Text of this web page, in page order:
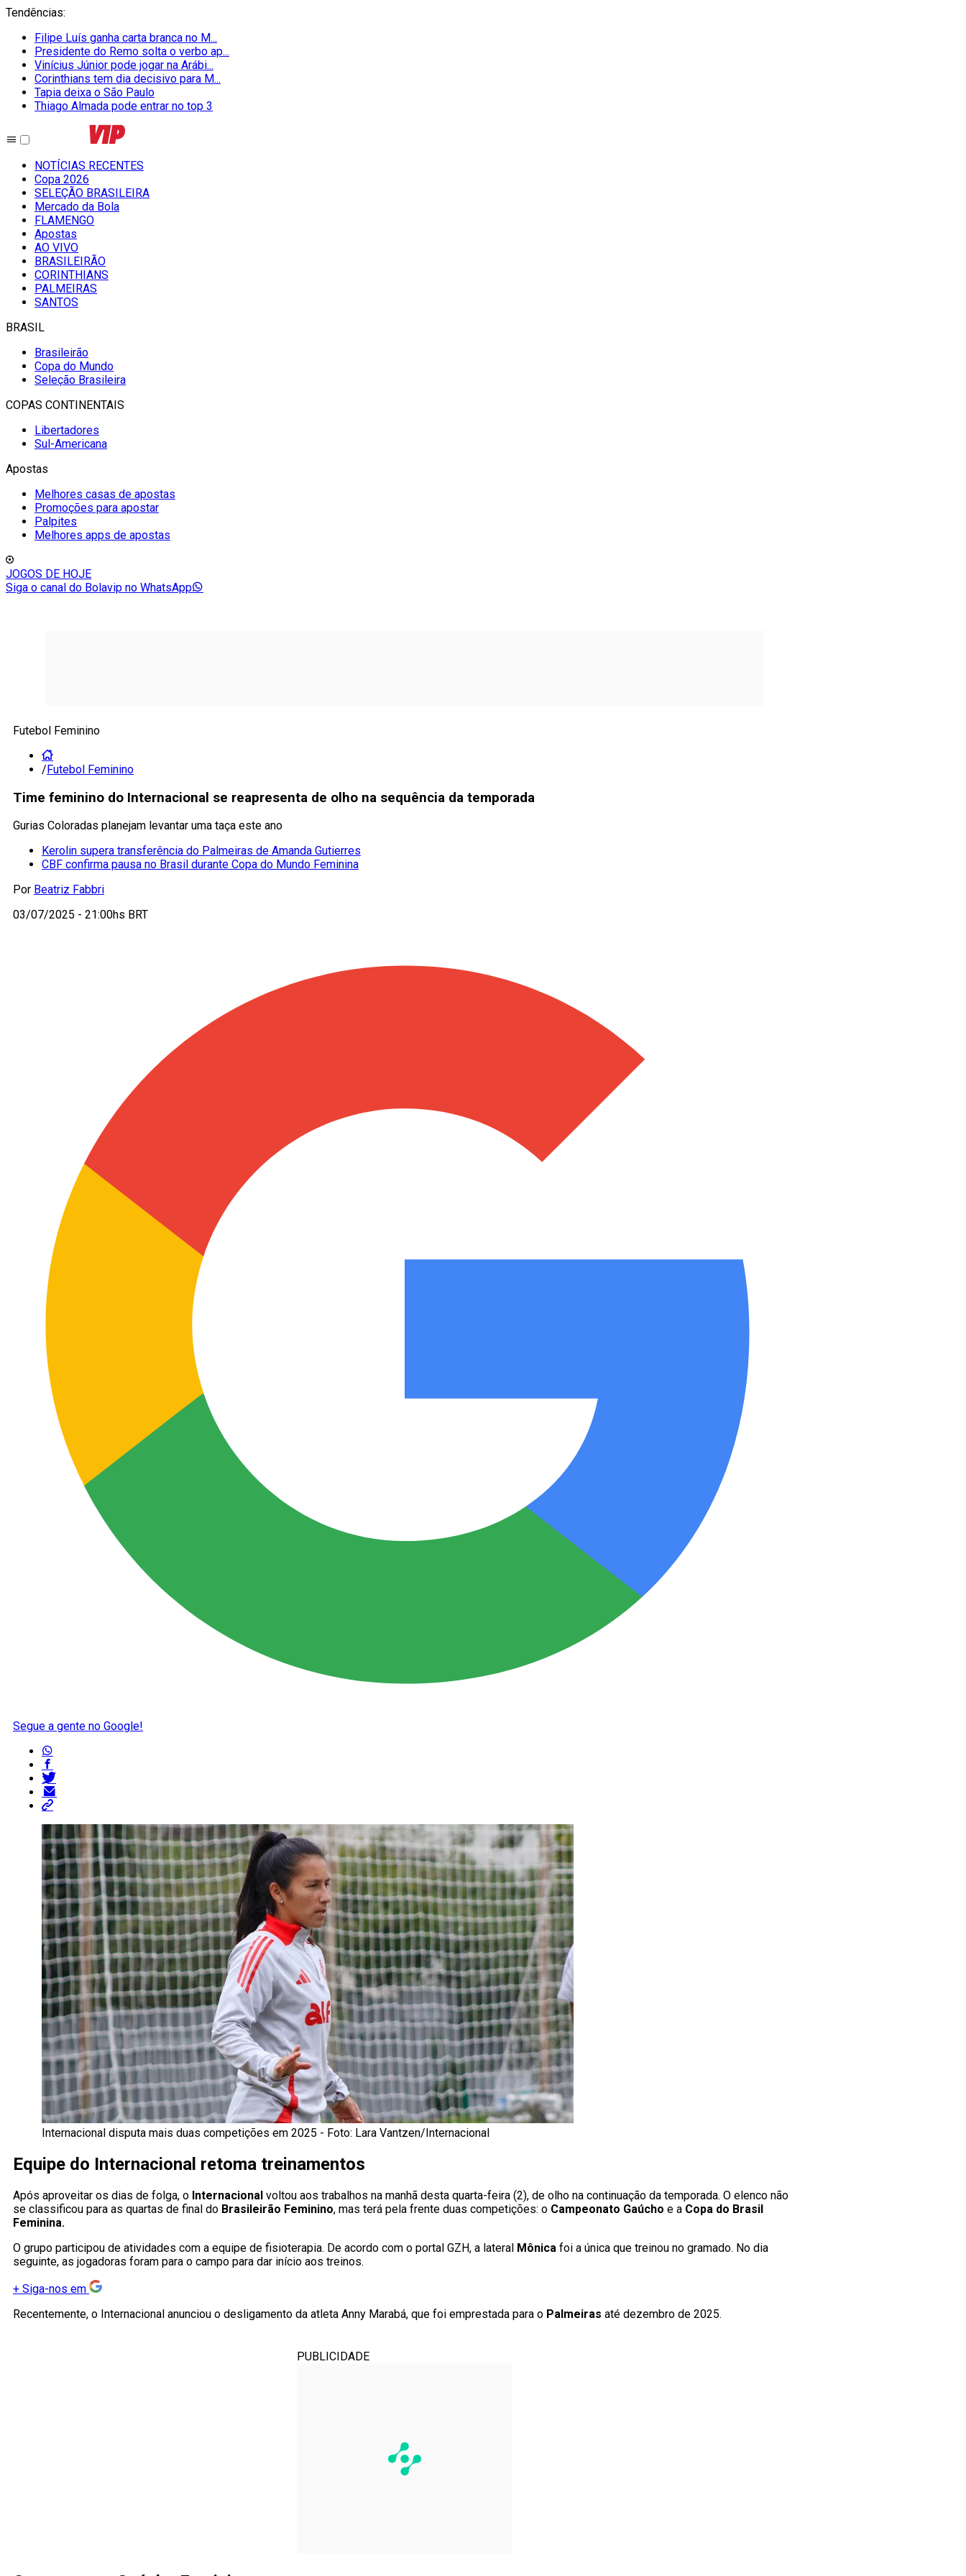
Tendências:
Filipe Luís ganha carta branca no M...
Presidente do Remo solta o verbo ap...
Vinícius Júnior pode jogar na Arábi...
Corinthians tem dia decisivo para M...
Tapia deixa o São Paulo
Thiago Almada pode entrar no top 3
NOTÍCIAS RECENTES
Copa 2026
SELEÇÃO BRASILEIRA
Mercado da Bola
FLAMENGO
Apostas
AO VIVO
BRASILEIRÃO
CORINTHIANS
PALMEIRAS
SANTOS
BRASIL
Brasileirão
Copa do Mundo
Seleção Brasileira
COPAS CONTINENTAIS
Libertadores
Sul-Americana
Apostas
Melhores casas de apostas
Promoções para apostar
Palpites
Melhores apps de apostas
JOGOS DE HOJE
Siga o canal do Bolavip no WhatsApp
Futebol Feminino
/Futebol Feminino
Time feminino do Internacional se reapresenta de olho na sequência da temporada
Gurias Coloradas planejam levantar uma taça este ano
Kerolin supera transferência do Palmeiras de Amanda Gutierres
CBF confirma pausa no Brasil durante Copa do Mundo Feminina
Por Beatriz Fabbri
03/07/2025 - 21:00hs BRT
Segue a gente no Google!
Internacional disputa mais duas competições em 2025 - Foto: Lara Vantzen/Internacional
Equipe do Internacional retoma treinamentos
Após aproveitar os dias de folga, o Internacional voltou aos trabalhos na manhã desta quarta-feira (2), de olho na continuação da temporada. O elenco não
se classificou para as quartas de final do Brasileirão Feminino, mas terá pela frente duas competições: o Campeonato Gaúcho e a Copa do Brasil
Feminina.
O grupo participou de atividades com a equipe de fisioterapia. De acordo com o portal GZH, a lateral Mônica foi a única que treinou no gramado. No dia
seguinte, as jogadoras foram para o campo para dar início aos treinos.
+ Siga-nos em
Recentemente, o Internacional anunciou o desligamento da atleta Anny Marabá, que foi emprestada para o Palmeiras até dezembro de 2025.
PUBLICIDADE